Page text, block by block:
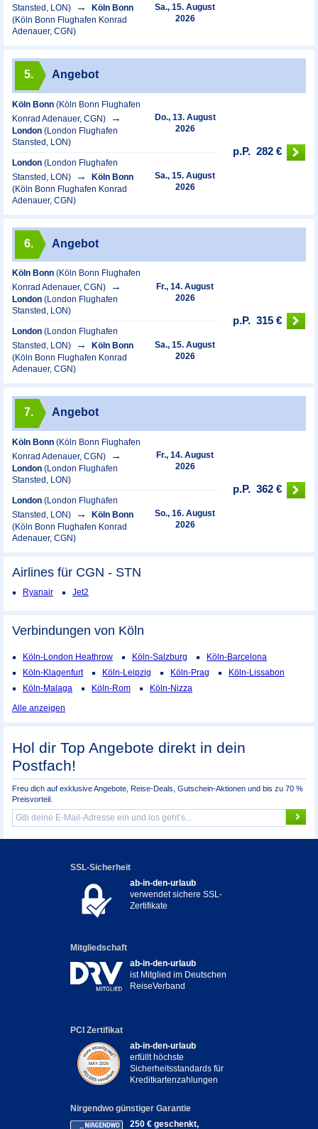
Stansted, LON)
Köln Bonn
(Köln Bonn Flughafen Konrad
Adenauer, CGN)
Sa., 15. August
2026
5. Angebot
Köln Bonn (Köln Bonn Flughafen
Konrad Adenauer, CGN)
London (London Flughafen
Stansted, LON)
Do., 13. August
2026
London (London Flughafen
Stansted, LON)
Köln Bonn
(Köln Bonn Flughafen Konrad
Adenauer, CGN)
Sa., 15. August
2026
p.P. 282 €
6. Angebot
Köln Bonn (Köln Bonn Flughafen
Konrad Adenauer, CGN)
London (London Flughafen
Stansted, LON)
Fr., 14. August
2026
London (London Flughafen
Stansted, LON)
Köln Bonn
(Köln Bonn Flughafen Konrad
Adenauer, CGN)
Sa., 15. August
2026
p.P. 315 €
7. Angebot
Köln Bonn (Köln Bonn Flughafen
Konrad Adenauer, CGN)
London (London Flughafen
Stansted, LON)
Fr., 14. August
2026
London (London Flughafen
Stansted, LON)
Köln Bonn
(Köln Bonn Flughafen Konrad
Adenauer, CGN)
So., 16. August
2026
p.P. 362 €
Airlines für CGN - STN
Ryanair Jet2
Verbindungen von Köln
Köln-London Heathrow Köln-Salzburg
Köln-Barcelona
Köln-Klagenfurt
Köln-Leipzig Köln-Prag
Köln-Lissabon
Köln-Malaga
Köln-Rom
Köln-Nizza
Alle anzeigen
Hol dir Top Angebote direkt in dein
Postfach!
Freu dich auf exklusive Angebote, Reise-Deals, Gutschein-Aktionen und bis zu 70 %
Preisvorteil.
SSL-Sicherheit
ab-in-den-urlaub
verwendet sichere SSL-
Zertifikate
Mitgliedschaft
ab-in-den-urlaub
ist Mitglied im Deutschen
ReiseVerband
PCI Zertifikat
ab-in-den-urlaub
erfüllt höchste
Sicherheitsstandards für
Kreditkartenzahlungen
Nirgendwo günstiger Garantie
250 € geschenkt,